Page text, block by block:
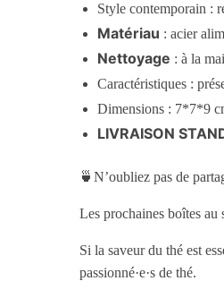
Style contemporain :
Matériau : acier
Nettoyage : à la
Caractéristiques :
Dimensions : 7*7*9
LIVRAISON
🍵N’oubliez pas de
Les prochaines boîtes au
Si la saveur du thé est
passionné·e·s de thé.